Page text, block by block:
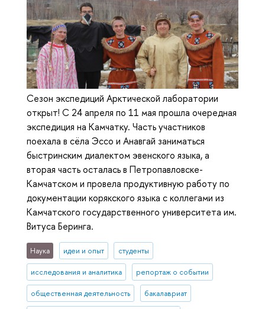
Сезон экспедиций Арктической лаборатории
открыт! С 24 апреля по 11 мая прошла очередная
экспедиция на Камчатку. Часть участников
поехала в сёла Эссо и Анавгай заниматься
быстринским диалектом эвенского языка, а
вторая часть осталась в Петропавловске-
Камчатском и провела продуктивную работу по
документации корякского языка с коллегами из
Камчатского государственного университета им.
Витуса Беринга.
Наука идеи и опыт студенты
исследования и аналитика репортаж о событии
общественная деятельность бакалавриат